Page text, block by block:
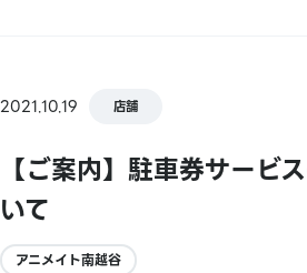
2021.10.19 店舗
【ご案内】駐車券サービ
いて
アニメイト南越谷